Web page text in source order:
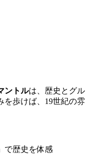
ントルは、歴史とグル
を歩けば、19世紀の雰
で歴史を体感